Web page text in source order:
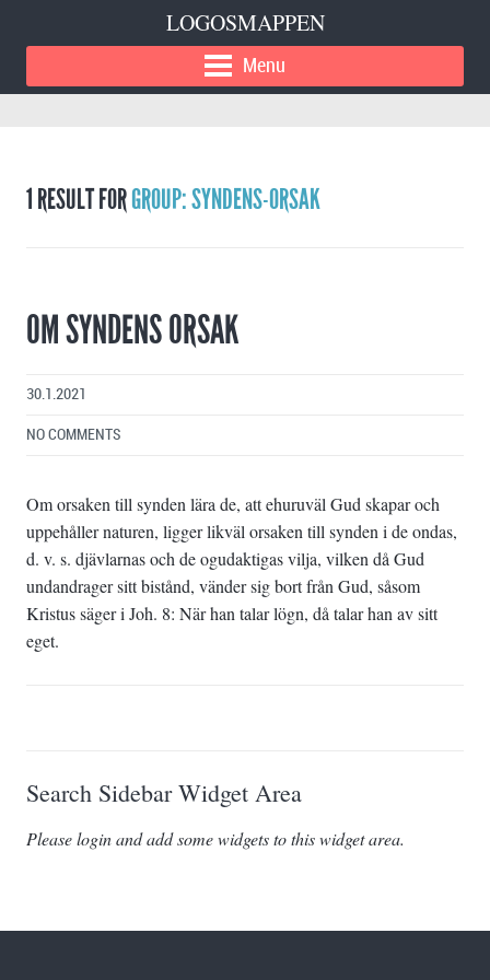
LOGOSMAPPEN
Menu
1 RESULT FORGROUP: SYNDENS-ORSAK
OM SYNDENS ORSAK
30.1.2021
NO COMMENTS
Om orsaken till synden lära de, att ehuruväl Gud skapar och
uppehåller naturen, ligger likväl orsaken till synden i de ondas,
d. v. s. djävlarnas och de ogudaktigas vilja, vilken då Gud
undandrager sitt bistånd, vänder sig bort från Gud, såsom
Kristus säger i Joh. 8: När han talar lögn, då talar han av sitt
eget.
Search Sidebar Widget Area
Please login and add some widgets to this widget area.